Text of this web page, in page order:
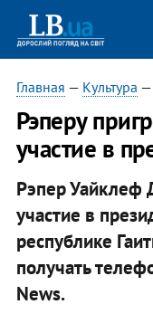
Главная — Культура —
Рэперу
участие в
Рэпер Уайклеф
участие в
республике
получать
News.